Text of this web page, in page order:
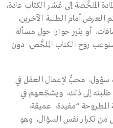
الملخَّصة إلى عُشر الكتاب عادة،
أمام الطلبة الآخرين،
أو يثير حوارا حول مسألة
روح الكتاب الملخَّص، دون
سؤول، محبٌّ لإعمال العقل في
طلبته إلى ذلك، ويشجّعهم في
“مفيدة، عميقة،
من تكرار نفس السؤال، وهو